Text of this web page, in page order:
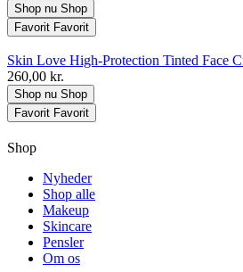
Shop nu Shop
Favorit Favorit
Skin Love High-Protection Tinted Face
260,00 kr.
Shop nu Shop
Favorit Favorit
Shop
Nyheder
Shop alle
Makeup
Skincare
Pensler
Om os